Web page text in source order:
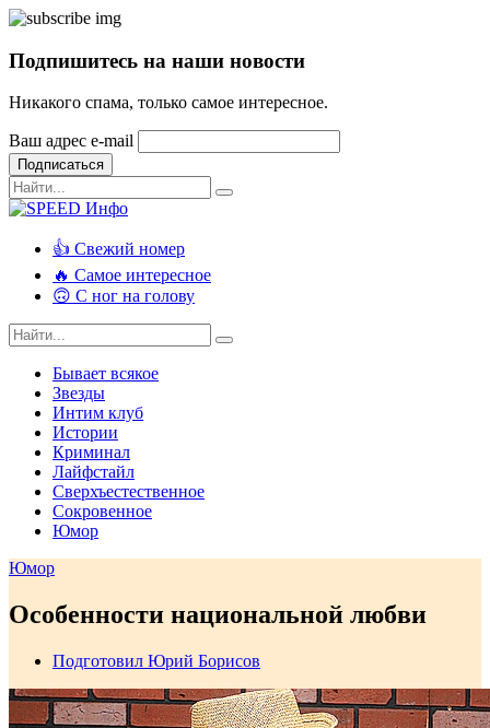
Подпишитесь на наши новости
Никакого спама, только самое интересное.
Ваш адрес e-mail
Подписаться
👍 Свежий номер
🔥 Самое интересное
🙃 С ног на голову
Бывает всякое
Звезды
Интим клуб
Истории
Криминал
Лайфстайл
Сверхъестественное
Сокровенное
Юмор
Юмор
Особенности национальной любви
Подготовил Юрий Борисов